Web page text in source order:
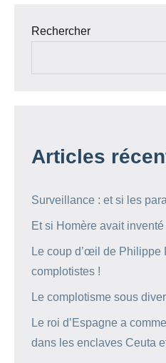
Rechercher
Articles
Surveillance : et si les
Et si Homère avait
Le coup d’œil de Philippe
complotistes !
Le complotisme sous
Le roi d’Espagne a
dans les enclaves Ceuta